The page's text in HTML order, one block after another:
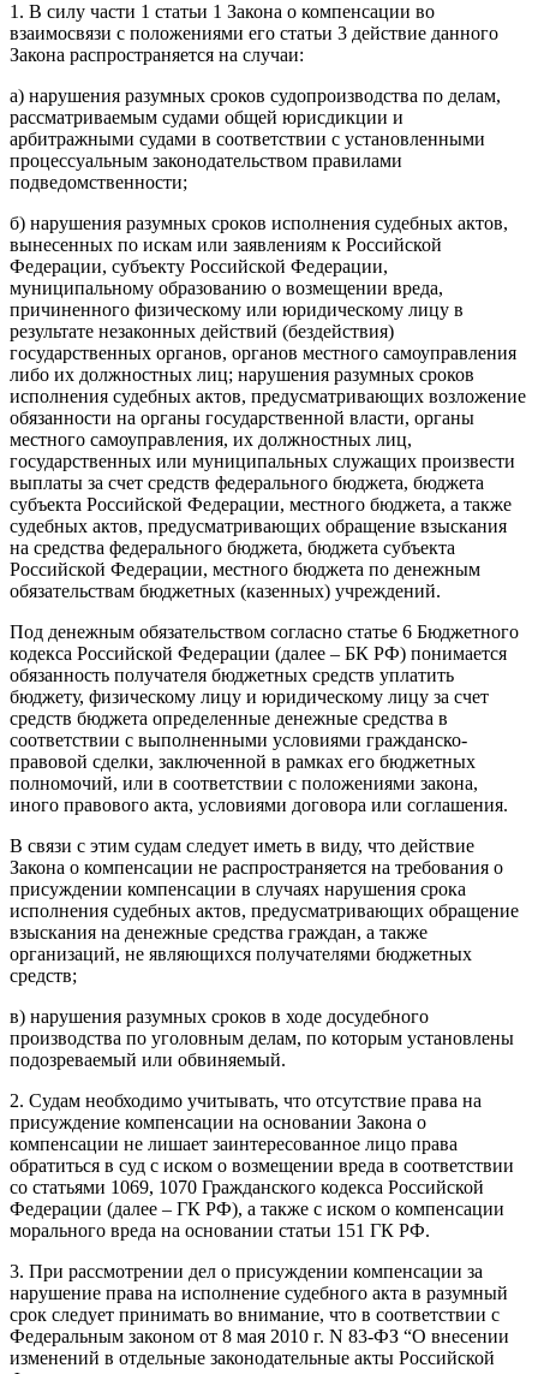
1. В силу части 1 статьи 1 Закона о компенсации во
взаимосвязи с положениями его статьи 3 действие данного
Закона распространяется на случаи:
а) нарушения разумных сроков судопроизводства по делам,
рассматриваемым судами общей юрисдикции и
арбитражными судами в соответствии с установленными
процессуальным законодательством правилами
подведомственности;
б) нарушения разумных сроков исполнения судебных актов,
вынесенных по искам или заявлениям к Российской
Федерации, субъекту Российской Федерации,
муниципальному образованию о возмещении вреда,
причиненного физическому или юридическому лицу в
результате незаконных действий (бездействия)
государственных органов, органов местного самоуправления
либо их должностных лиц; нарушения разумных сроков
исполнения судебных актов, предусматривающих возложение
обязанности на органы государственной власти, органы
местного самоуправления, их должностных лиц,
государственных или муниципальных служащих произвести
выплаты за счет средств федерального бюджета, бюджета
субъекта Российской Федерации, местного бюджета, а также
судебных актов, предусматривающих обращение взыскания
на средства федерального бюджета, бюджета субъекта
Российской Федерации, местного бюджета по денежным
обязательствам бюджетных (казенных) учреждений.
Под денежным обязательством согласно статье 6 Бюджетного
кодекса Российской Федерации (далее – БК РФ) понимается
обязанность получателя бюджетных средств уплатить
бюджету, физическому лицу и юридическому лицу за счет
средств бюджета определенные денежные средства в
соответствии с выполненными условиями гражданско-
правовой сделки, заключенной в рамках его бюджетных
полномочий, или в соответствии с положениями закона,
иного правового акта, условиями договора или соглашения.
В связи с этим судам следует иметь в виду, что действие
Закона о компенсации не распространяется на требования о
присуждении компенсации в случаях нарушения срока
исполнения судебных актов, предусматривающих обращение
взыскания на денежные средства граждан, а также
организаций, не являющихся получателями бюджетных
средств;
в) нарушения разумных сроков в ходе досудебного
производства по уголовным делам, по которым установлены
подозреваемый или обвиняемый.
2. Судам необходимо учитывать, что отсутствие права на
присуждение компенсации на основании Закона о
компенсации не лишает заинтересованное лицо права
обратиться в суд с иском о возмещении вреда в соответствии
со статьями 1069, 1070 Гражданского кодекса Российской
Федерации (далее – ГК РФ), а также с иском о компенсации
морального вреда на основании статьи 151 ГК РФ.
3. При рассмотрении дел о присуждении компенсации за
нарушение права на исполнение судебного акта в разумный
срок следует принимать во внимание, что в соответствии с
Федеральным законом от 8 мая 2010 г. N 83-ФЗ “О внесении
изменений в отдельные законодательные акты Российской